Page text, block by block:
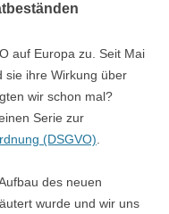
auf Europa zu. Seit Mai
sie ihre Wirkung über
wir schon mal?
Serie zur
(DSGVO)
des neuen
wurde und wir uns